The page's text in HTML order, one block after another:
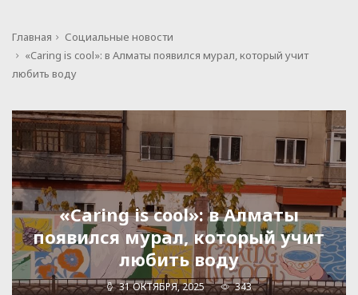
Главная
Социальные новости
«Caring is cool»: в Алматы появился мурал, который учит
любить воду
«Caring is cool»: в Алматы
появился мурал, который учит
любить воду
31 ОКТЯБРЯ, 2025 343